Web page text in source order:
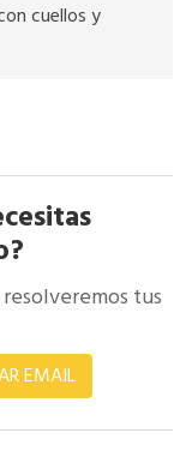
cuellos y
tus
EMAIL